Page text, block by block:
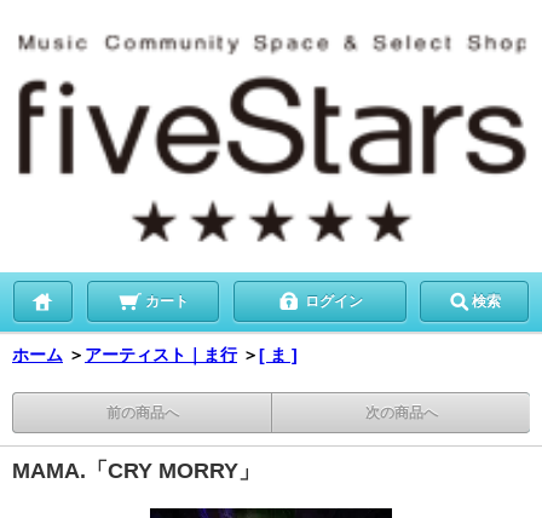
カート ログイン 検索
ホーム ＞ アーティスト｜ま行 ＞[ ま ]
前の商品へ 次の商品へ
MAMA.「CRY MORRY」